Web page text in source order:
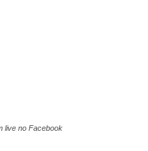
live no Facebook